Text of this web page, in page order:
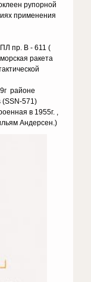
рупорной
применения
пр. В - 611 (
ракета
районе
(SSN-571)
в 1955г. ,
Андерсен.)